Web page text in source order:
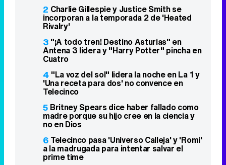
2 Charlie Gillespie y Justice Smith se
incorporan a la temporada 2 de 'Heated
Rivalry'
3 "¡A todo tren! Destino Asturias" en
Antena 3 lidera y "Harry Potter" pincha en
Cuatro
4 "La voz del sol" lidera la noche en La 1 y
'Una receta para dos' no convence en
Telecinco
5 Britney Spears dice haber fallado como
madre porque su hijo cree en la ciencia y
no en Dios
6 Telecinco pasa 'Universo Calleja' y 'Romi'
a la madrugada para intentar salvar el
prime time